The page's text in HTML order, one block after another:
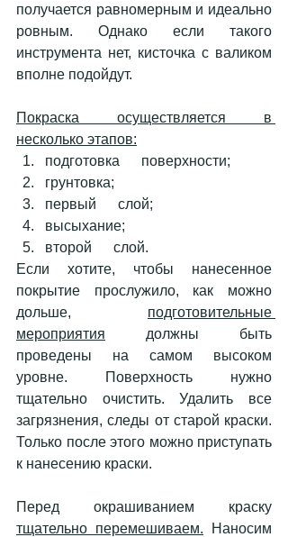
получается равномерным и идеально
ровным. Однако если такого
инструмента нет, кисточка с валиком
вполне подойдут.
Покраска осуществляется в
несколько этапов:
подготовка      поверхности;
грунтовка;
первый      слой;
высыхание;
второй      слой.
Если хотите, чтобы нанесенное
покрытие прослужило, как можно
дольше, подготовительные
мероприятия должны быть
проведены на самом высоком
уровне. Поверхность нужно
тщательно очистить. Удалить все
загрязнения, следы от старой краски.
Только после этого можно приступать
к нанесению краски.
тщательно перемешиваем. Наносим